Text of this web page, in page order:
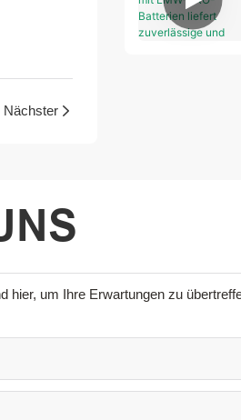
Nächster
hier, um Ihre Erwartungen zu